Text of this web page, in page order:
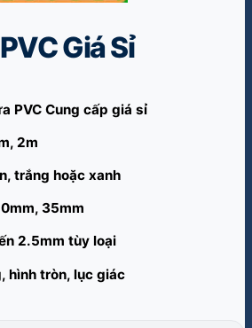
Giá Sỉ
PVC Cung cấp giá sỉ
2m
trắng hoặc xanh
35mm
2.5mm tùy loại
hình tròn, lục giác